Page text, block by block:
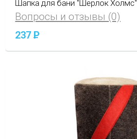
Шапка для бани "Шерлок Холмс"
Вопросы и отзывы (0)
237P